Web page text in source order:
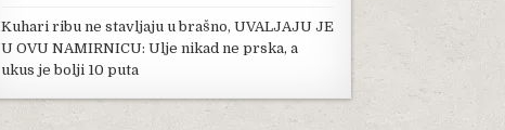
Kuhari ribu ne stavljaju u brašno, UVALJAJU JE
U OVU NAMIRNICU: Ulje nikad ne prska, a
ukus je bolji 10 puta